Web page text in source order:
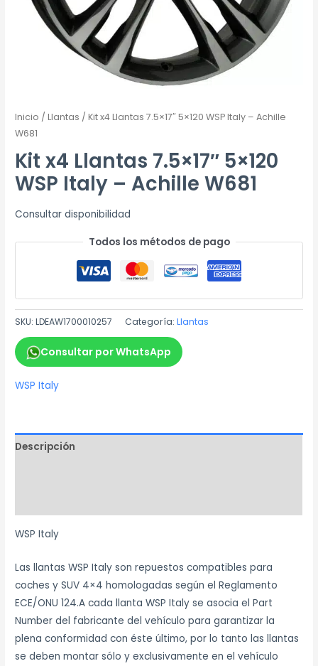
Inicio /Llantas / Kit x4 Llantas 7.5×17″ 5×120 WSP Italy – Achille
W681
Kit x4 Llantas 7.5×17″ 5×120
WSP Italy – Achille W681
Consultar disponibilidad
Todos los métodos de pago
SKU:LDEAW1700010257 Categoría:Llantas
Consultar por WhatsApp
WSP Italy
Descripción
WSP Italy
Las llantas WSP Italy son repuestos compatibles para
coches y SUV 4×4 homologadas según el Reglamento
ECE/ONU 124.A cada llanta WSP Italy se asocia el Part
Number del fabricante del vehículo para garantizar la
plena conformidad con éste último, por lo tanto las llantas
se deben montar sólo y exclusivamente en el vehículo